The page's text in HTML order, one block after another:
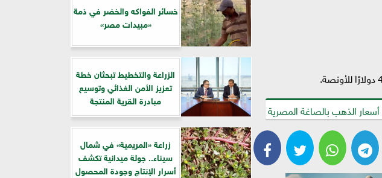
أسعار الذهب بالصاغة المصرية
خسائر الفواكه والخضر في ذمة
«مبيدات مصر»
الزراعة والتخطيط تبحثان خطة
تعزيز الأمن الغذائي وتوسيع
مبادرة القرية المنتجة
زراعة «المريمية» في شمال
سيناء.. جولة ميدانية تكشف
أسرار الإنتاج وجودة المحصول